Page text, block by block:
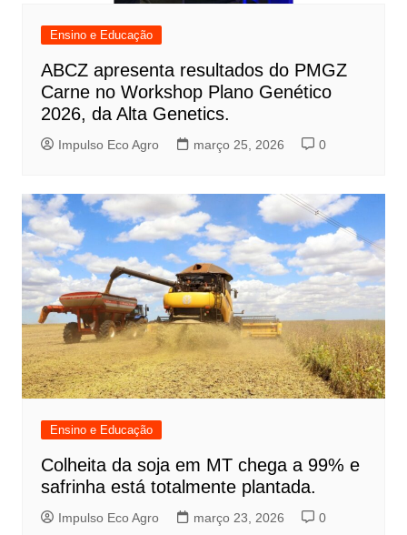
Ensino e Educação
ABCZ apresenta resultados do PMGZ
Carne no Workshop Plano Genético
2026, da Alta Genetics.
Impulso Eco Agro março 25, 2026 0
Ensino e Educação
Colheita da soja em MT chega a 99% e
safrinha está totalmente plantada.
Impulso Eco Agro março 23, 2026 0